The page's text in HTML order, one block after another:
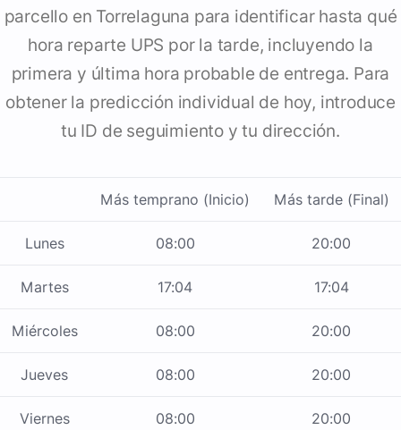
parcello en Torrelaguna para identificar hasta qué
hora reparte UPS por la tarde, incluyendo la
primera y última hora probable de entrega. Para
obtener la predicción individual de hoy, introduce
tu ID de seguimiento y tu dirección.
Más temprano (Inicio) Más tarde (Final)
Lunes 08:00 20:00
Martes 17:04 17:04
Miércoles 08:00 20:00
Jueves 08:00 20:00
Viernes 08:00 20:00